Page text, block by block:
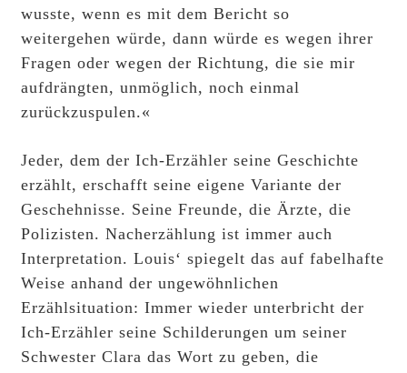
wusste, wenn es mit dem Bericht so
weitergehen würde, dann würde es wegen ihrer
Fragen oder wegen der Richtung, die sie mir
aufdrängten, unmöglich, noch einmal
zurückzuspulen.«
Jeder, dem der Ich-Erzähler seine Geschichte
erzählt, erschafft seine eigene Variante der
Geschehnisse. Seine Freunde, die Ärzte, die
Polizisten. Nacherzählung ist immer auch
Interpretation. Louis‘ spiegelt das auf fabelhafte
Weise anhand der ungewöhnlichen
Erzählsituation: Immer wieder unterbricht der
Ich-Erzähler seine Schilderungen um seiner
Schwester Clara das Wort zu geben, die